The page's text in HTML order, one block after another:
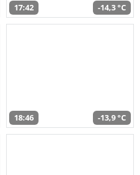
17:42 -14,3 °C
18:46 -13,9 °C